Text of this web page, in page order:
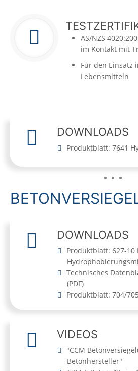
AS/NZS
im Kontakt mit
Für den Einsatz
Lebensmitteln
DOWNLOADS
Produktblatt: 7641
DOWNLOADS
Produktblatt: 627-10
Technisches
(PDF)
Produktblatt: 704/
VIDEOS
"CCM
Betonhersteller"